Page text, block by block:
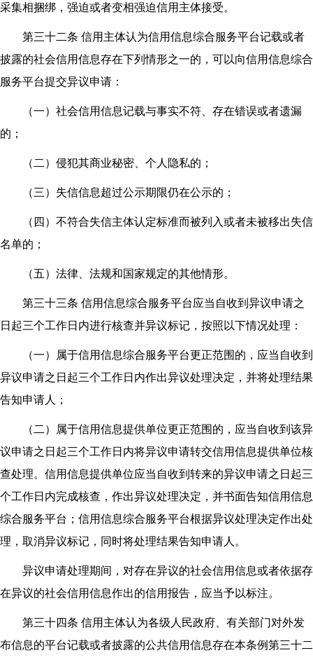
采集相捆绑，强迫或者变相强迫信用主体接受。
第三十二条 信用主体认为信用信息综合服务平台记载或者
披露的社会信用信息存在下列情形之一的，可以向信用信息综合
服务平台提交异议申请：
（一）社会信用信息记载与事实不符、存在错误或者遗漏
的；
（二）侵犯其商业秘密、个人隐私的；
（三）失信信息超过公示期限仍在公示的；
（四）不符合失信主体认定标准而被列入或者未被移出失信
名单的；
（五）法律、法规和国家规定的其他情形。
第三十三条 信用信息综合服务平台应当自收到异议申请之
日起三个工作日内进行核查并异议标记，按照以下情况处理：
（一）属于信用信息综合服务平台更正范围的，应当自收到
异议申请之日起三个工作日内作出异议处理决定，并将处理结果
告知申请人；
（二）属于信用信息提供单位更正范围的，应当自收到该异
议申请之日起三个工作日内将异议申请转交信用信息提供单位核
查处理。信用信息提供单位应当自收到转来的异议申请之日起三
个工作日内完成核查，作出异议处理决定，并书面告知信用信息
综合服务平台；信用信息综合服务平台根据异议处理决定作出处
理，取消异议标记，同时将处理结果告知申请人。
异议申请处理期间，对存在异议的社会信用信息或者依据存
在异议的社会信用信息作出的信用报告，应当予以标注。
第三十四条 信用主体认为各级人民政府、有关部门对外发
布信息的平台记载或者披露的公共信用信息存在本条例第三十二